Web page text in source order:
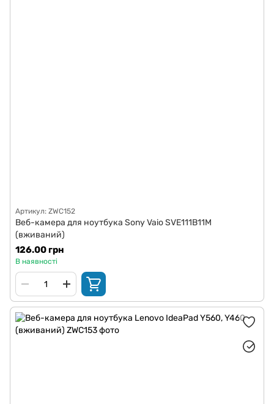
Артикул: ZWC152
Веб-камера для ноутбука Sony Vaio SVE111B11M
(вживаний)
126.00 грн
В наявності